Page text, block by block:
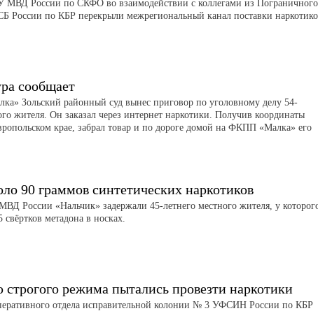
МВД России по СКФО во взаимодействии с коллегами из Пограничного
России по КБР перекрыли межрегиональный канал поставки
сообщает
Зольский районный суд вынес приговор по уголовному делу 54-
жителя. Он заказал через интернет наркотики. Получив координаты
крае, забрал товар и по дороге домой на ФКПП «Малка» его
90 граммов синтетических наркотиков
России «Нальчик» задержали 45-летнего местного жителя, у
метадона в носках.
режима пытались провезти наркотики
отдела исправительной колонии № 3 УФСИН России по КБР